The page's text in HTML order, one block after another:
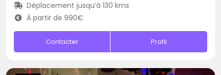
Déplacement jusqu’à 130 kms
À partir de 990€
Contacter Profil